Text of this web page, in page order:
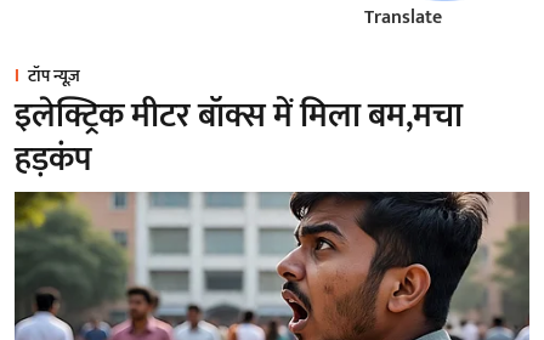
Translate
टॉप न्यूज़
इलेक्ट्रिक मीटर बॉक्स में मिला बम,मचा
हड़कंप